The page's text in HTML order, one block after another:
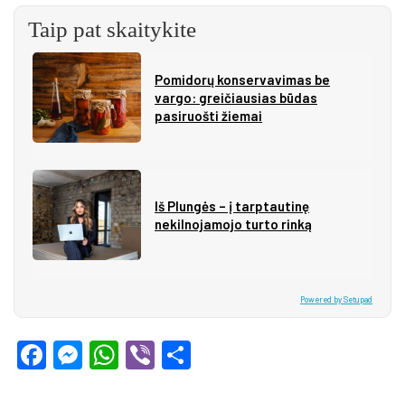
Taip pat skaitykite
Pomidorų konservavimas be
vargo: greičiausias būdas
pasiruošti žiemai
Iš Plungės – į tarptautinę
nekilnojamojo turto rinką
Powered by Setupad
Facebook
Messenger
WhatsApp
Viber